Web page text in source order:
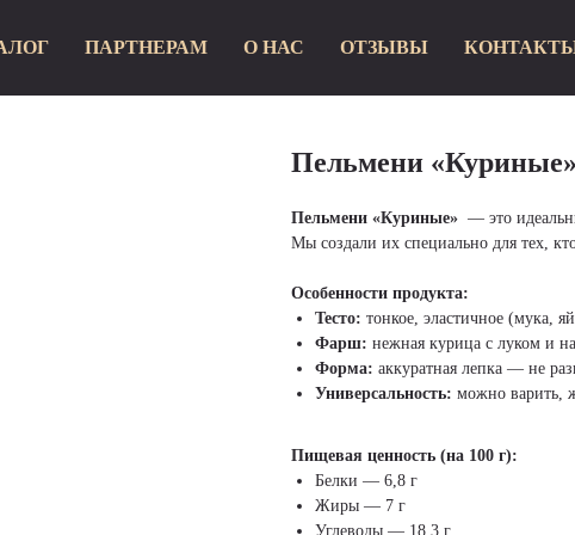
ПАРТНЕРАМ О НАС ОТЗЫВЫ
Пельмени «Куриные»
Пельмени «Куриные» — это
Мы создали их специально для тех,
Особенности продукта:
Тесто: тонкое, эластичное (мука,
Фарш: нежная курица с луком и
Форма: аккуратная лепка — не
Универсальность: можно варить,
Пищевая ценность (на 100 г):
Белки — 6,8 г
Жиры — 7 г
Углеводы — 18,3 г